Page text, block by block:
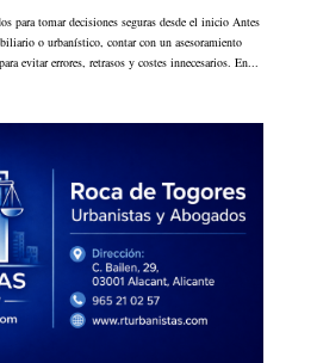
para tomar decisiones seguras desde el inicio Antes
o urbanístico, contar con un asesoramiento
evitar errores, retrasos y costes innecesarios. En...